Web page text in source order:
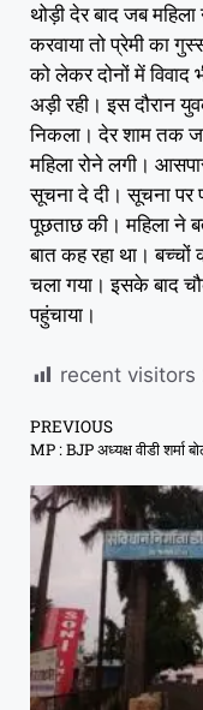
थोड़ी देर बाद जब
करवाया तो प्रेमी का
को लेकर दोनों में विवाद
अड़ी रही। इस दौरान
निकला। देर शाम तक
महिला रोने लगी।
सूचना दे दी। सूचना पर
पूछताछ की। महिला ने
बात कह रहा था।
चला गया। इसके बाद
पहुंचाया।
recent visitors
PREVIOUS